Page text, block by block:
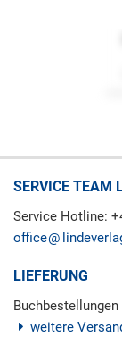
SERVICE TEAM
Service Hotline:
office
LIEFERUNG
weitere